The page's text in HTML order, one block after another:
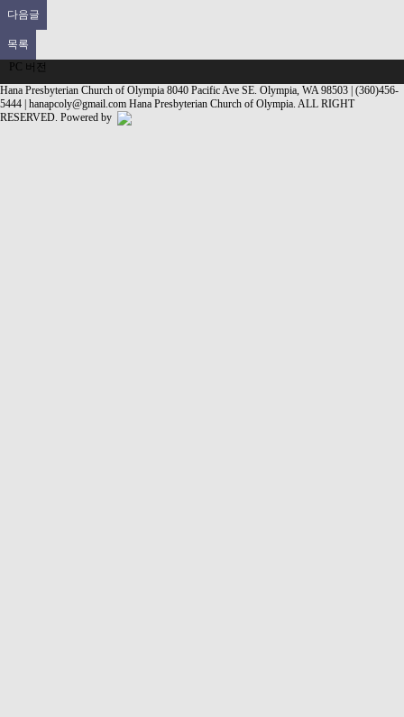
다음글
목록
PC 버전
Hana Presbyterian Church of Olympia 8040 Pacific Ave SE. Olympia, WA 98503 | (360)456-
5444 | hanapcoly@gmail.com Hana Presbyterian Church of Olympia. ALL RIGHT
RESERVED. Powered by